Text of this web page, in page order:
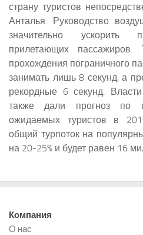
страну туристов
Анталья. Руководство
значительно ускорить
прилетающих
прохождения пограничного
занимать лишь 8 секунд, а
рекордные 6 секунд.
также дали прогноз по
ожидаемых туристов в
общий турпоток на
на 20-25% и будет равен 16
Компания
О нас